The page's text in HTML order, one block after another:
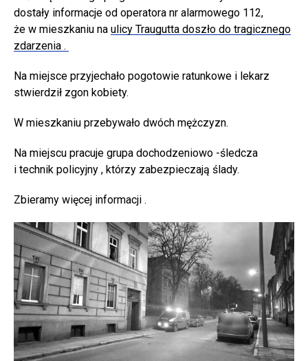
dostały informacje od operatora nr alarmowego 112,
że w mieszkaniu na ulicy Traugutta doszło do tragicznego
zdarzenia .
Na miejsce przyjechało pogotowie ratunkowe i lekarz
stwierdził zgon kobiety.
W mieszkaniu przebywało dwóch mężczyzn.
Na miejscu pracuje grupa dochodzeniowo -śledcza
i technik policyjny , którzy zabezpieczają ślady.
Zbieramy więcej informacji .